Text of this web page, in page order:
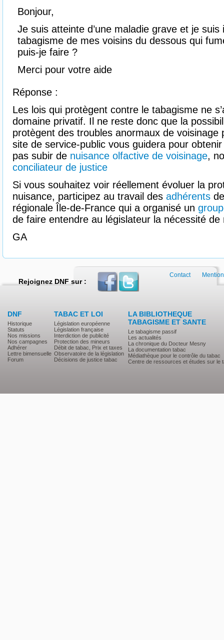
Bonjour,
Je suis atteinte d’une maladie grave et je
tabagisme de mes voisins du dessous qui
puis-je faire ?
Merci pour votre aide
Réponse :
Les lois qui protègent contre le tabagisme ne
domaine privatif. Il ne reste donc que la
protègent des troubles anormaux de voisinage
site de service-public vous guidera pour
pas subir de nuisance olfactive de voisinage,
conciliateur de justice
Si vous souhaitez voir réellement évoluer la
nuisance, participez au travail des adhérents
régionale Île-de-France qui a organisé un
de faire entendre au législateur la nécessité
GA
Rejoignez DNF sur :
DNF
Historique
Statuts
Nos missions
Nos campagnes
Adhérer
Lettre bimensuelle
Forum
TABAC ET LOI
Législation européenne
Législation française
Interdiction de publicité
Protection des mineurs
Débit de tabac, Prix et taxes
Observatoire de la législation
Décisions de justice tabac
LA BIBLIOTHEQUE
TABAGISME ET SANTE
Le tabagisme passif
Les actualités
La chronique du Docteur Mesny
La documentation tabac
Médiathèque pour le contrôle du tabac
Centre de ressources et études sur le
Contact